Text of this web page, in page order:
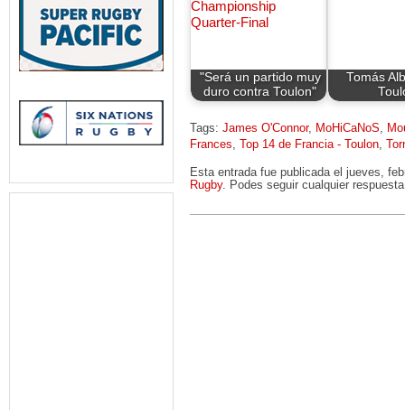
"Será un partido muy
duro contra Toulon"
Tomás
Tags: James O'Connor, MoHiCaNoS,
Frances, Top 14 de Francia - Toulon,
Esta entrada fue publicada el jueves,
Rugby. Podes seguir cualquier